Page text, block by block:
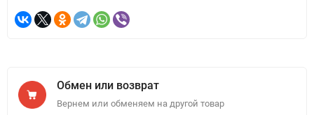
Обмен или возврат
Вернем или обменяем на другой товар